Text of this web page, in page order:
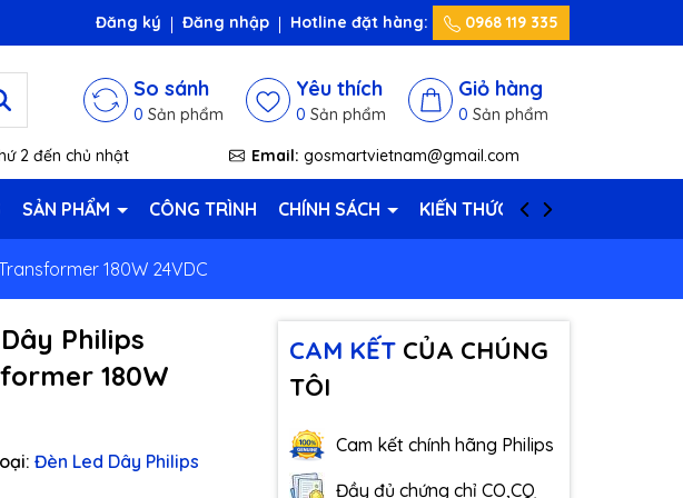
Đăng ký Đăng nhập Hotline đặt hàng: 0968 119 335
So sánh
0 Sản phẩm
Yêu thích
0 Sản phẩm
Giỏ hàng
0 Sản phẩm
2 đến chủ nhật Email: gosmartvietnam@gmail.com
SẢN PHẨM CÔNG TRÌNH CHÍNH SÁCH KIẾN THỨC HAY
180W 24VDC
Philips
180W
Đèn Led Dây Philips
CAM KẾTCỦA CHÚNG
TÔI
Cam kết chính hãng Philips
Đầy đủ chứng chỉ CO,CQ